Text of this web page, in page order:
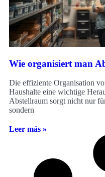
Wie organisiert man
Die effiziente Organisation
Haushalte eine wichtige
Abstellraum sorgt nicht nur
sondern
Leer más »